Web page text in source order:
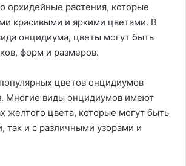
орхидейные растения, которые
красивыми и яркими цветами. В
онцидиума, цветы могут быть
форм и размеров.
цветов онцидиумов
Многие виды онцидиумов имеют
желтого цвета, которые могут быть
так и с различными узорами и